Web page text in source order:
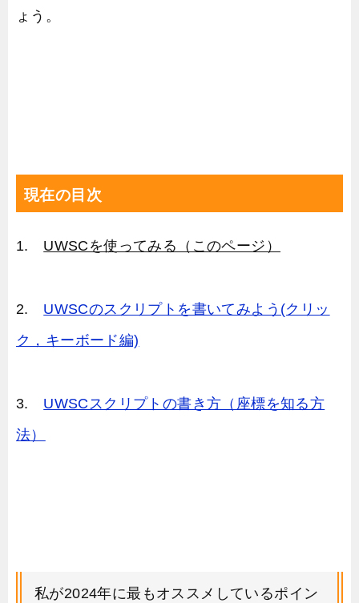
ょう。
現在の目次
1. UWSCを使ってみる（このページ）
2. UWSCのスクリプトを書いてみよう(クリッ
ク，キーボード編)
3. UWSCスクリプトの書き方（座標を知る方
法）
私が2024年に最もオススメしているポイン